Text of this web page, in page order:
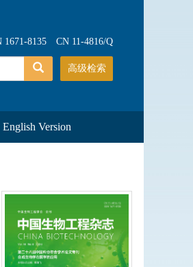
1671-8135 CN 11-4816/Q
高级检索
English Version